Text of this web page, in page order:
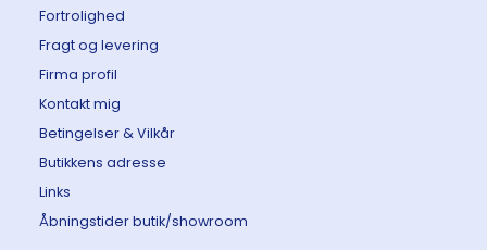
Fortrolighed
Fragt og levering
Firma profil
Kontakt mig
Betingelser & Vilkår
Butikkens adresse
Links
Åbningstider butik/showroom